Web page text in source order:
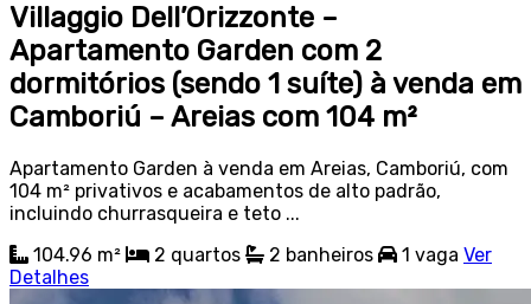
Villaggio Dell’Orizzonte –
Apartamento Garden com 2
dormitórios (sendo 1 suíte) à venda em
Camboriú – Areias com 104 m²
Apartamento Garden à venda em Areias, Camboriú, com
104 m² privativos e acabamentos de alto padrão,
incluindo churrasqueira e teto ...
104.96 m²
2 quartos 2 banheiros 1 vaga Ver
Detalhes